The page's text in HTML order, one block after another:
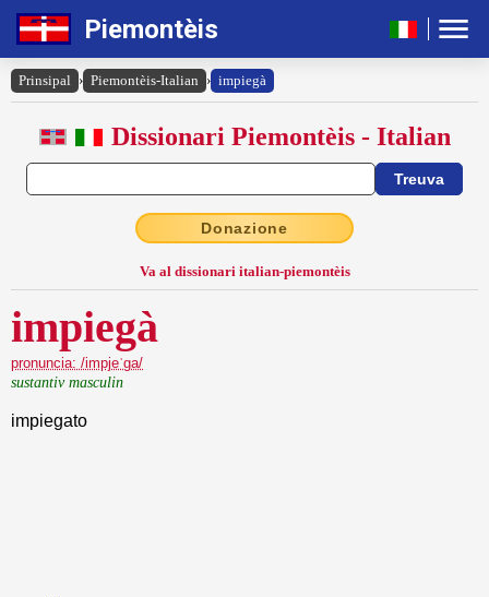
Piemontèis
Prinsipal › Piemontèis-Italian › impiegà
Dissionari Piemontèis - Italian
Donazione
Va al dissionari italian-piemontèis
impiegà
pronuncia: /impjeˈga/
sustantiv masculin
impiegato